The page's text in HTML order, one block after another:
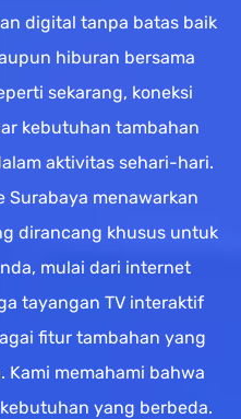
digital tanpa batas baik
hiburan bersama
sekarang, koneksi
kebutuhan tambahan
aktivitas sehari-hari.
Surabaya menawarkan
dirancang khusus untuk
mulai dari internet
tayangan TV interaktif
fitur tambahan yang
memahami bahwa
yang berbeda.